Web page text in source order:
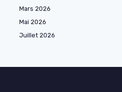
Mars 2026
Mai 2026
Juillet 2026